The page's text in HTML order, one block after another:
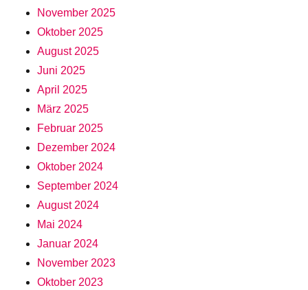
November 2025
Oktober 2025
August 2025
Juni 2025
April 2025
März 2025
Februar 2025
Dezember 2024
Oktober 2024
September 2024
August 2024
Mai 2024
Januar 2024
November 2023
Oktober 2023